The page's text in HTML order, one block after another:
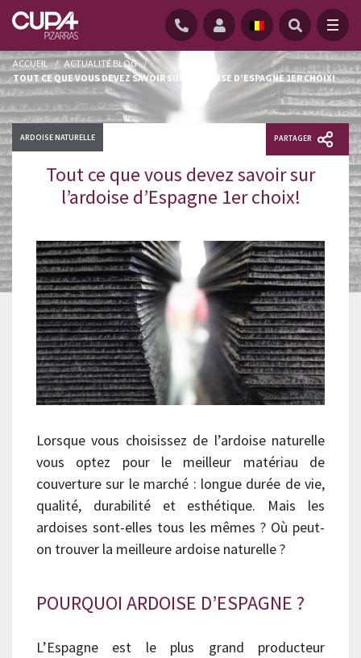
ACCUEIL / ACTUALITÉ BLOG /
TOUT CE QUE VOUS DEVEZ SAVOIR SUR L’ARDOISE D’ESPAGNE 1ER CHOIX!
ARDOISE NATURELLE PARTAGER
Tout ce que vous devez savoir sur
l’ardoise d’Espagne 1er choix!
Lorsque vous choisissez de l’ardoise naturelle
vous optez pour le meilleur matériau de
couverture sur le marché : longue durée de vie,
qualité, durabilité et esthétique. Mais les
ardoises sont-elles tous les mêmes ? Où peut-
on trouver la meilleure ardoise naturelle ?
POURQUOI ARDOISE D’ESPAGNE ?
L’Espagne est le plus grand producteur